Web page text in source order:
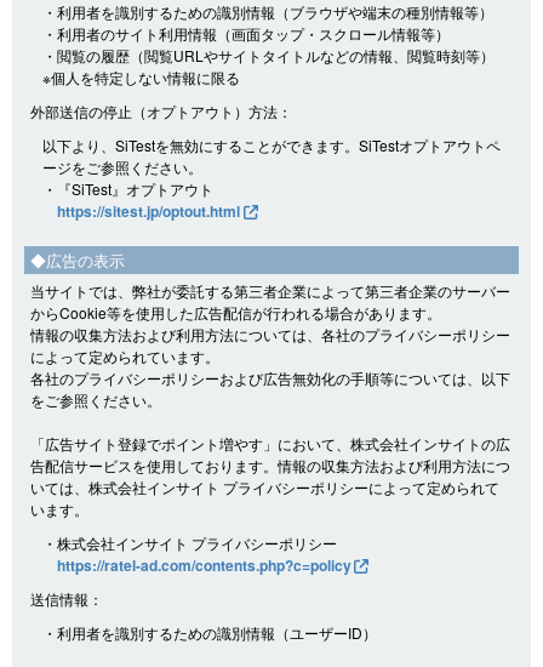
・利用者を識別するための識別情報（ブラウザや端末の種別情報等）
・利用者のサイト利用情報（画面タップ・スクロール情報等）
・閲覧の履歴（閲覧URLやサイトタイトルなどの情報、閲覧時刻等）
※個人を特定しない情報に限る
外部送信の停止（オプトアウト）方法：
以下より、SiTestを無効にすることができます。SiTestオプトアウトペ
ージをご参照ください。
・『SiTest』オプトアウト
https://sitest.jp/optout.html
◆広告の表示
当サイトでは、弊社が委託する第三者企業によって第三者企業のサーバー
からCookie等を使用した広告配信が行われる場合があります。
情報の収集方法および利用方法については、各社のプライバシーポリシー
によって定められています。
各社のプライバシーポリシーおよび広告無効化の手順等については、以下
をご参照ください。
「広告サイト登録でポイント増やす」において、株式会社インサイトの広
告配信サービスを使用しております。情報の収集方法および利用方法につ
いては、株式会社インサイト プライバシーポリシーによって定められて
います。
・株式会社インサイト プライバシーポリシー
https://ratel-ad.com/contents.php?c=policy
送信情報：
・利用者を識別するための識別情報（ユーザーID）